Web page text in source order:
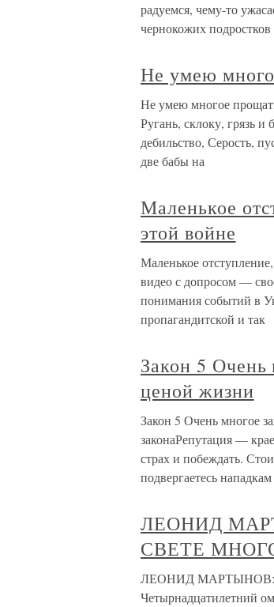
радуемся, чему-то
чернокожих подростков
Не умею
Не умею многое
Ругань, склоку, грязь
дебильство, Серость,
две бабы на
Маленькое
этой войне
Маленькое
видео с допросом —
понимания событий в
пропагандитской и так
Закон 5 Очень
ценой жизни
Закон 5 Очень многое
законаРепутация —
страх и побеждать.
подвергаетесь
ЛЕОНИД
СВЕТЕ
ЛЕОНИД
Четырнадцатилетний